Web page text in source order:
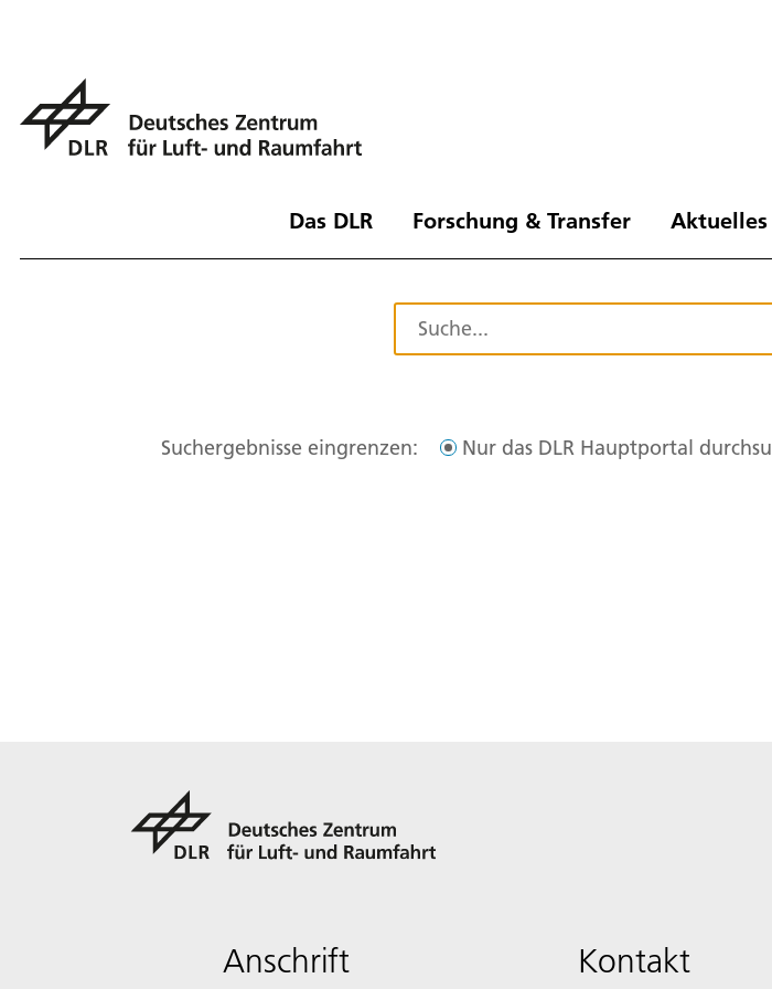
Das DLR Forschung & Transfer Aktuelles
Suchergebnisse eingrenzen: Nur das DLR Hauptportal
Anschrift Kontakt